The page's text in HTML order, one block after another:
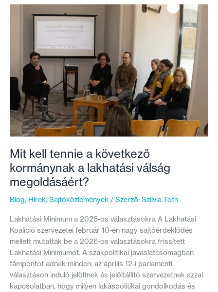
Mit kell tennie a következő
kormánynak a lakhatási válság
megoldásáért?
Blog, Hírek, Sajtóközlemények / Szerző: Szilvia Toth
Lakhatási Minimum a 2026-os választásokra A Lakhatási
Koalíció szervezetei február 10-én nagy sajtóérdeklődés
mellett mutatták be a 2026-os választásokra frissített
Lakhatási Minimumot. A szakpolitikai javaslatcsomagban
támpontot adnak minden, az április 12-i parlamenti
választáson induló jelöltnek és jelöltállító szervezetnek azzal
kapcsolatban, hogy milyen lakáspolitikai gondolkodás és